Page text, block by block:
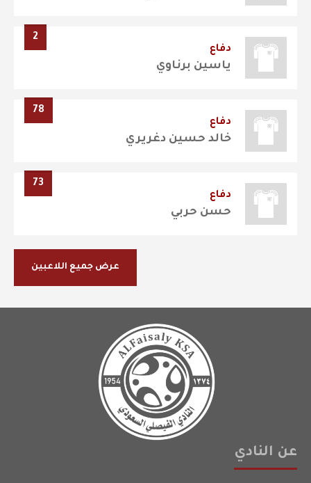
2
دفاع
ياسين برناوي
78
دفاع
خالد حسين دغريري
73
دفاع
حسن حربي
عرض جميع اللاعبين
عن النادي